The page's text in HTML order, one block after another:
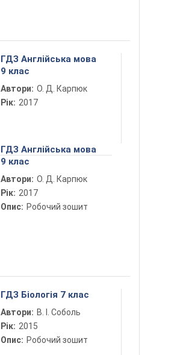
ГДЗ Англійська мова
9 клас
Автори: О. Д. Карпюк
Рік: 2017
ГДЗ Англійська мова
9 клас
Автори: О. Д. Карпюк
Рік: 2017
Опис: Робочий зошит
ГДЗ Біологія 7 клас
Автори: В. І. Соболь
Рік: 2015
Опис: Робочий зошит